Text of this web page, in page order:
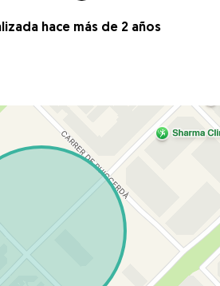
hace más de 2 años